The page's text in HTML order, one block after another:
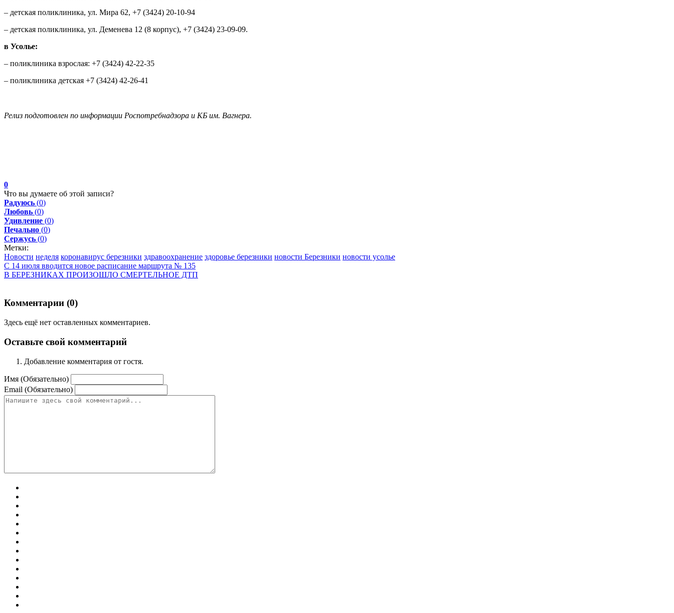
– детская поликлиника, ул. Мира 62, +7 (3424) 20-10-94
– детская поликлиника, ул. Деменева 12 (8 корпус), +7 (3424) 23-09-09.
в Усолье:
– поликлиника взрослая: +7 (3424) 42-22-35
– поликлиника детская +7 (3424) 42-26-41
Релиз подготовлен по информации Роспотребнадзора и КБ им. Вагнера.
0
Что вы думаете об этой записи?
Радуюсь (0)
Любовь (0)
Удивление (0)
Печально (0)
Сержусь (0)
Метки:
Новости неделя коронавирус березники здравоохранение здоровье березники новости Березники новости усолье
С 14 июля вводится новое расписание маршрута № 135
В БЕРЕЗНИКАХ ПРОИЗОШЛО СМЕРТЕЛЬНОЕ ДТП
Комментарии (0)
Здесь ещё нет оставленных комментариев.
Оставьте свой комментарий
Добавление комментария от гостя.
Имя (Обязательно)
Email (Обязательно)